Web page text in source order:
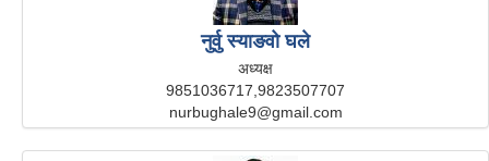
नुर्वु स्याङवो घले
अध्यक्ष
9851036717,9823507707
nurbughale9@gmail.com